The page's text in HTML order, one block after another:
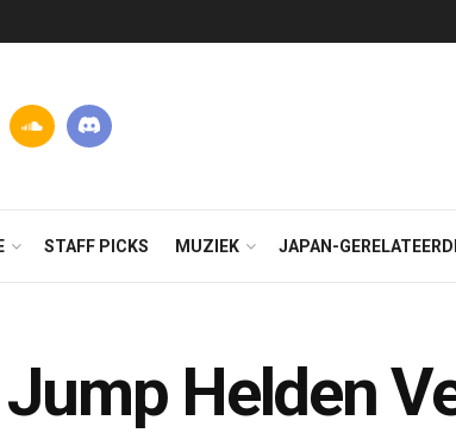
STAFF PICKS MUZIEK JAPAN-
Helden